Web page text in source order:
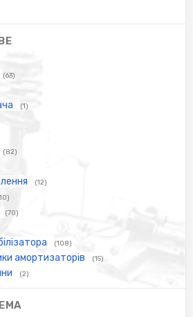
(63)
(1)
(82)
(12)
(70)
(108)
амортизаторів (15)
(2)